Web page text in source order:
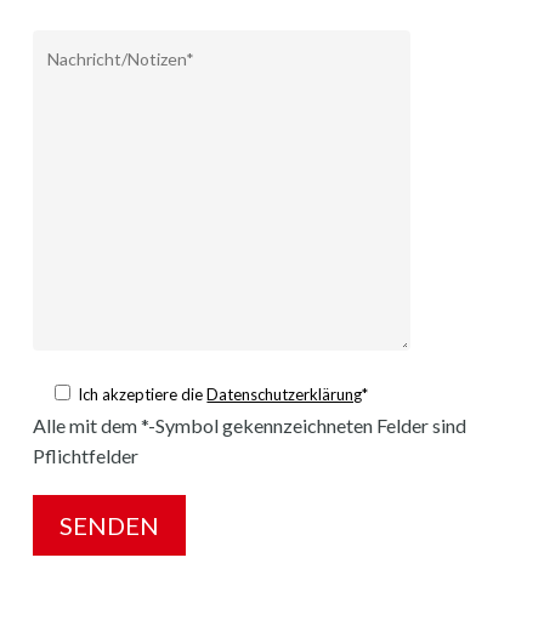
Ich akzeptiere dieDatenschutzerklärung*
Alle mit dem *-Symbol gekennzeichneten Felder sind
Pflichtfelder